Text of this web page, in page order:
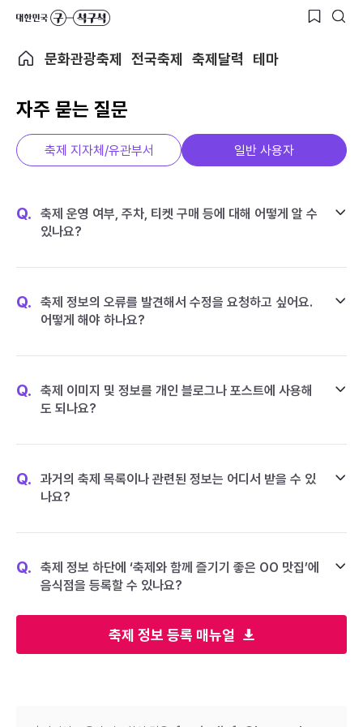
문화관광축제 전국축제 축제달력 테마
자주 묻는 질문
축제 정보 등록 매뉴얼
축제 지자체/유관부서 일반 사용자
Q.
축제 운영 여부, 주차, 티켓 구매 등에 대해 어떻게 알 수
있나요?
Q.
축제 정보의 오류를 발견해서 수정을 요청하고 싶어요.
어떻게 해야 하나요?
Q.
축제 이미지 및 정보를 개인 블로그나 포스트에 사용해
도 되나요?
Q.
과거의 축제 목록이나 관련된 정보는 어디서 받을 수 있
나요?
Q.
축제 정보 하단에 ‘축제와 함께 즐기기 좋은 OO 맛집’에
음식점을 등록할 수 있나요?